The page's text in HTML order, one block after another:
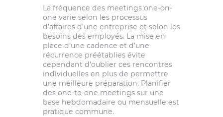
La fréquence des meetings one-on-
one varie selon les processus
d’affaires d’une entreprise et selon les
besoins des employés. La mise en
place d’une cadence et d’une
récurrence préétablies évite
cependant d’oublier ces rencontres
individuelles en plus de permettre
une meilleure préparation. Planifier
des one-to-one meetings sur une
base hebdomadaire ou mensuelle est
pratique commune.